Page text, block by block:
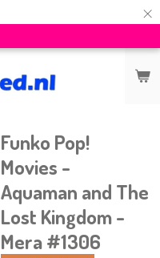
×
Funko Pop!
Movies -
Aquaman and The
Lost Kingdom -
Mera #1306